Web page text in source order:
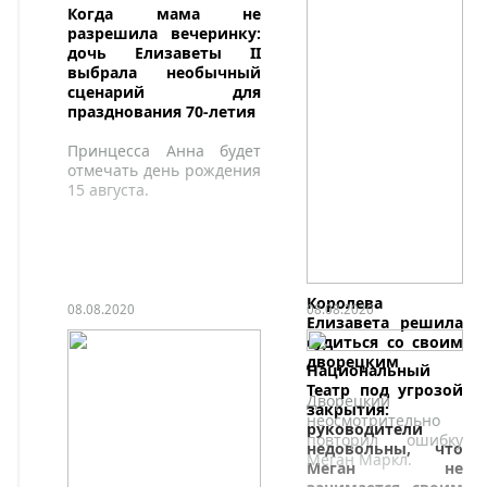
Когда мама не
разрешила вечеринку:
дочь Елизаветы II
выбрала необычный
сценарий для
празднования 70-летия
Принцесса Анна будет
отмечать день рождения
15 августа.
Королева
Елизавета решила
судиться со своим
дворецким
Дворецкий
неосмотрительно
повторил ошибку
Меган Маркл.
08.08.2020 08.08.2020
Национальный
Театр под угрозой
закрытия:
руководители
недовольны, что
Меган не